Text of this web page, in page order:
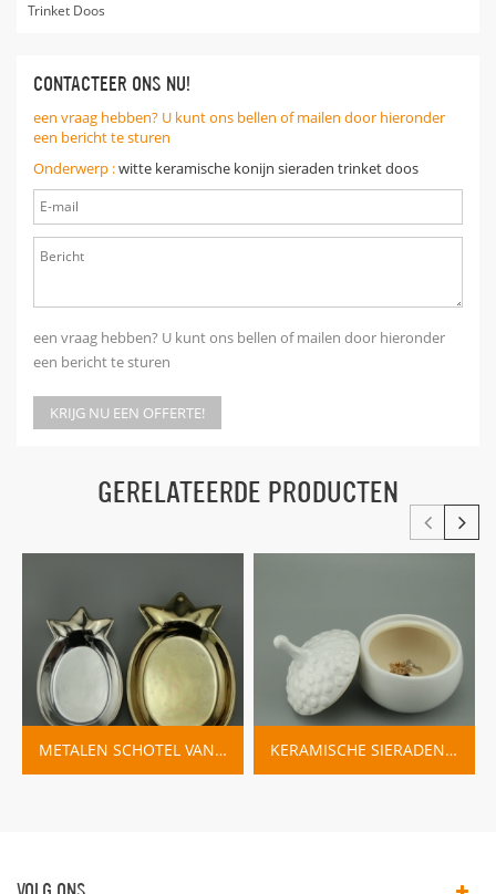
Trinket Doos
CONTACTEER ONS NU!
een vraag hebben? U kunt ons bellen of mailen door hieronder
een bericht te sturen
Onderwerp :witte keramische konijn sieraden trinket doos
een vraag hebben? U kunt ons bellen of mailen door hieronder
een bericht te sturen
KRIJG NU EEN OFFERTE!
GERELATEERDE PRODUCTEN
METALEN SCHOTEL VAN GOUD EN ZILVER MET ANANAS KERAMISCHE SIERADENKOM MET DEKSEL